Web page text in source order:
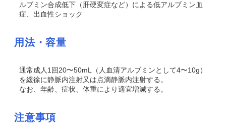
ルブミン合成低下（肝硬変症など）による低アルブミン血
症、出血性ショック
用法・容量
通常成人1回20〜50mL（人血清アルブミンとして4〜10g）
を緩徐に静脈内注射又は点滴静脈内注射する。
なお、年齢、症状、体重により適宜増減する。
注意事項